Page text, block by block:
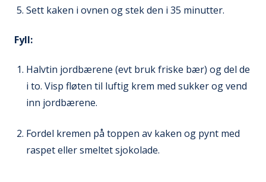
Sett kaken i ovnen og stek den i 35 minutter.
Fyll:
Halvtin jordbærene (evt bruk friske bær) og del de
i to. Visp fløten til luftig krem med sukker og vend
inn jordbærene.
Fordel kremen på toppen av kaken og pynt med
raspet eller smeltet sjokolade.